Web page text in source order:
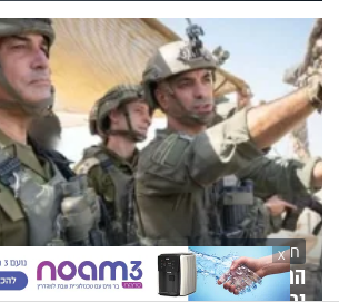
חדשות היום
הרמטכ"ל: "נמשיך לרדוף את האחראים
X